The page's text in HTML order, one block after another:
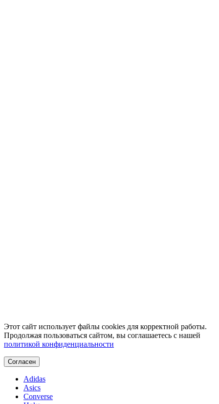
Этот сайт использует файлы cookies для корректной работы.
Продолжая пользоваться сайтом, вы соглашаетесь с нашей
политикой конфиденциальности
Согласен
Adidas
Asics
Converse